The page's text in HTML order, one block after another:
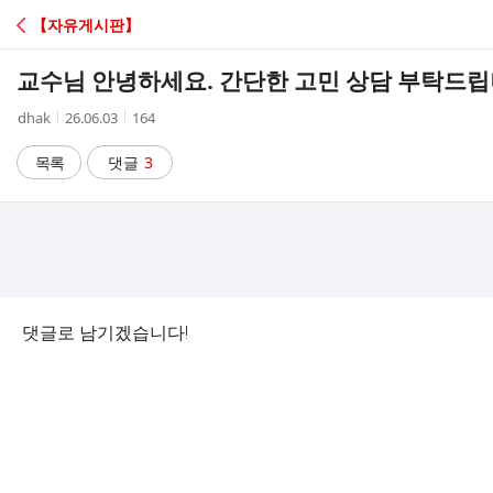
C
【자유게시판】
교수님 안녕하세요. 간단한 고민 상담 부탁드
작
자
dhak
작
시
간
26.06.03
조
수
164
목록 댓글 3
댓글로 남기겠습니다!